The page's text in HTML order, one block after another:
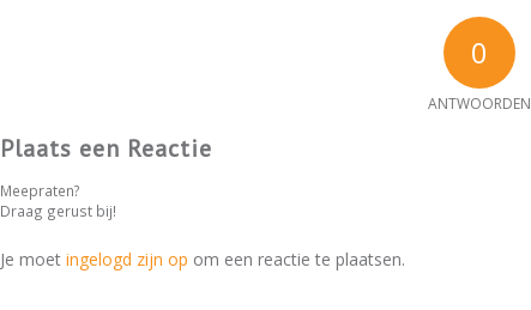
0
ANTWOORDEN
Plaats een Reactie
Meepraten?
Draag gerust bij!
Je moet ingelogd zijn op om een reactie te plaatsen.